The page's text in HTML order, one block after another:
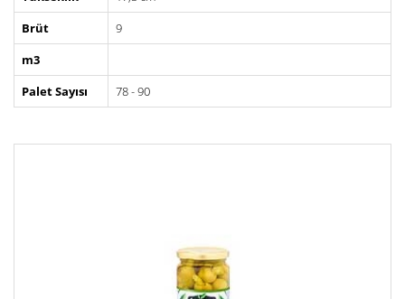
Brüt
9
m3
Palet Sayısı
78 - 90